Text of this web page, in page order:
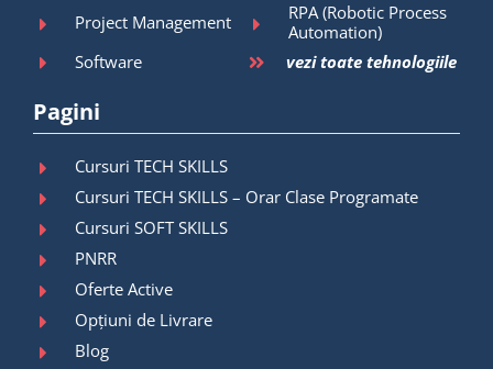
Project Management
RPA (Robotic Process
Automation)
Software
vezi toate tehnologiile
Pagini
Cursuri TECH SKILLS
Cursuri TECH SKILLS – Orar Clase Programate
Cursuri SOFT SKILLS
PNRR
Oferte Active
Opțiuni de Livrare
Blog